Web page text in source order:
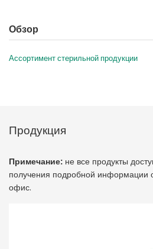
Обзор
Ассортимент стерильной продукции
Продукция
Примечание: не все продукты
получения подробной информации
офис.